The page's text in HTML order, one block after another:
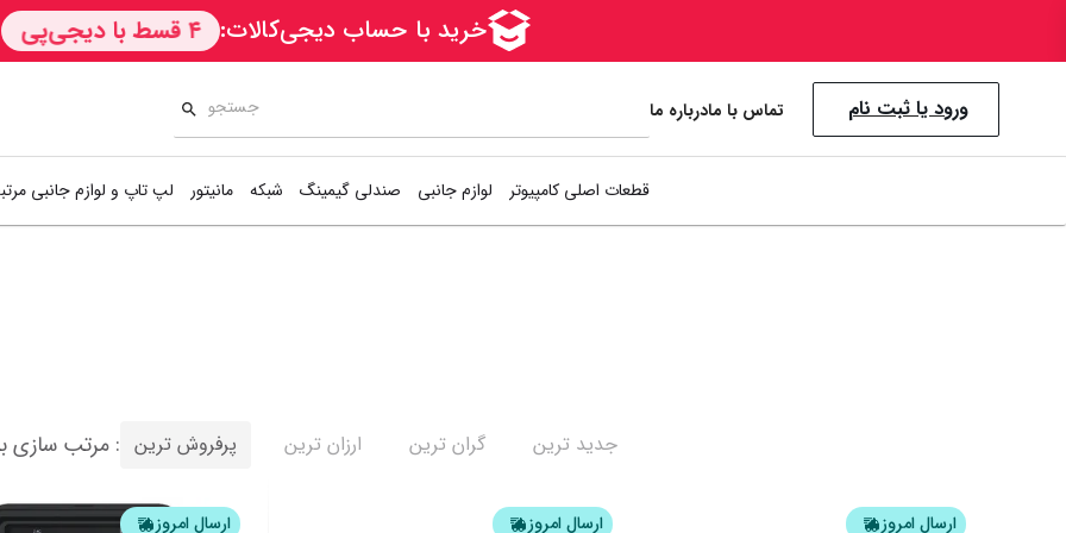
درباره ماتماس با ما ورود یا ثبت نام
لپ تاپ و لوازم جانبی مانیتور شبکه
سوییچ
صندلی گیمینگ لوازم جانبی
کوله پشتی
موس پد
قطعات اصلی کامپیوتر
مرتب سازی براساس : پرفروش ترین ارزان ترین گران ترین جدید ترین
ارسال امروز ارسال امروز ارسال امروز